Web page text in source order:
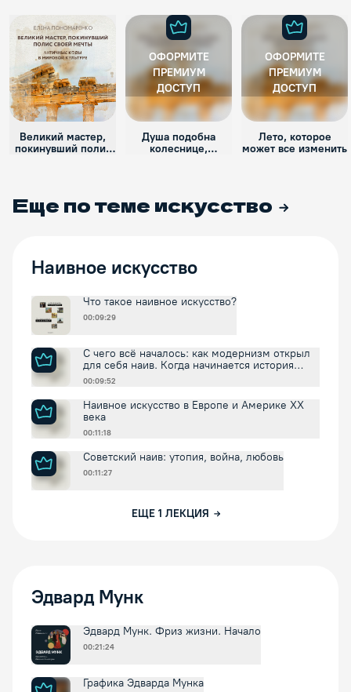
Великий мастер,
покинувший полис
ОФОРМИТЕ
ПРЕМИУМ
ДОСТУП
Душа подобна
колеснице,
ОФОРМИТЕ
ПРЕМИУМ
ДОСТУП
Лето, которое
может все изменить
Еще по теме искусство
Наивное искусство
Что такое наивное искусство?
00:09:29
С чего всё началось: как модернизм открыл
для себя наив. Когда начинается история
наива?
00:09:52
Наивное искусство в Европе и Америке XX
века
00:11:18
Советский наив: утопия, война, любовь
00:11:27
ЕЩЕ 1 ЛЕКЦИЯ
Эдвард Мунк
Эдвард Мунк. Фриз жизни. Начало
00:21:24
Графика Эдварда Мунка